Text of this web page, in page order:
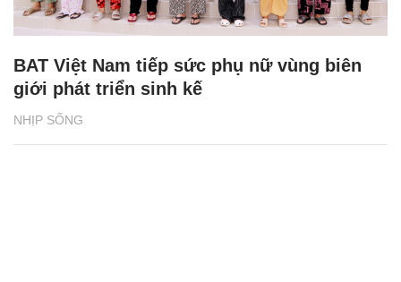
NHỊP SỐNG
BAT Việt Nam tiếp sức phụ nữ vùng biên
giới phát triển sinh kế